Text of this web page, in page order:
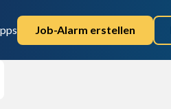
Job-Alarm erstellen